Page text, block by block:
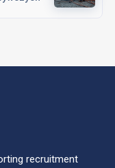
recruitment